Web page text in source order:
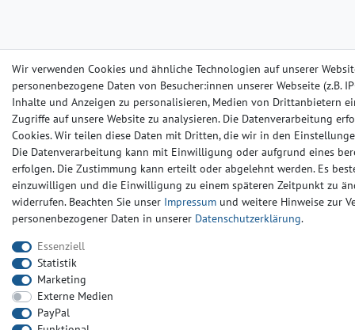
Wir verwenden Cookies und ähnliche Technologien auf unserer
personenbezogene Daten von Besucher:innen unserer Webseite (z.B.
Inhalte und Anzeigen zu personalisieren, Medien von Drittanbietern
Zugriffe auf unsere Website zu analysieren. Die Datenverarbeitung
Cookies. Wir teilen diese Daten mit Dritten, die wir in den
Die Datenverarbeitung kann mit Einwilligung oder aufgrund eines
erfolgen. Die Zustimmung kann erteilt oder abgelehnt werden. Es
einzuwilligen und die Einwilligung zu einem späteren Zeitpunkt zu
widerrufen. Beachten Sie unser Impressum und weitere Hinweise zur
personenbezogener Daten in unserer Daten­schutz­erklärung.
Essenziell
Statistik
Marketing
Externe Medien
PayPal